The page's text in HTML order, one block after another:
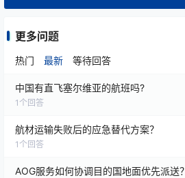
更多问题
热门 最新 等待回答
中国有直飞塞尔维亚的航班吗?
1 个回答
航材运输失败后的应急替代方案？
1 个回答
AOG服务如何协调目的国地面优先派送？